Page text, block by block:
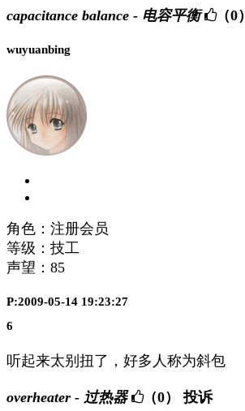
capacitance balance - 电容平衡 （0）
wuyuanbing
角色：注册会员
等级：技工
声望： 85
P:2009-05-14 19:23:27
6
听起来太别扭了，好多人称为斜包
overheater - 过热器 （0） 投诉